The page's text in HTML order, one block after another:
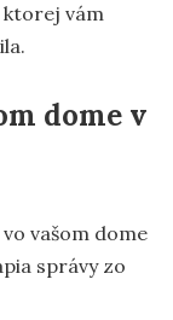
ktorej vám
dome v
vašom dome
správy zo